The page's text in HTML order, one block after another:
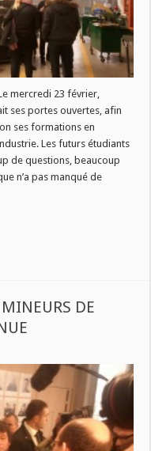
MONTIGNY-
EN-
GOHELLE
mercredi 23 février,
ses portes ouvertes, afin
ses formations en
Les futurs étudiants
de questions, beaucoup
n’a pas manqué de
MINEURS DE